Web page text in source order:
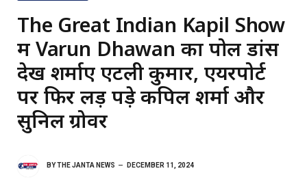
The Great Indian Kapil Show
में Varun Dhawan का पोल डांस
देख शर्माए एटली कुमार, एयरपोर्ट
पर फिर लड़ पड़े कपिल शर्मा और
सुनिल ग्रोवर
BYTHE JANTA NEWS DECEMBER 11, 2024